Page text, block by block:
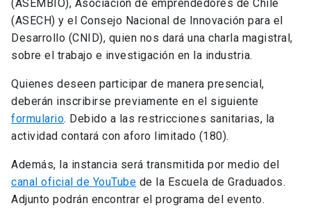
(ASEMBIO), Asociación de emprendedores de Chile
(ASECH) y el Consejo Nacional de Innovación para el
Desarrollo (CNID), quien nos dará una charla magistral,
sobre el trabajo e investigación en la industria.
Quienes deseen participar de manera presencial,
deberán inscribirse previamente en el siguiente
formulario. Debido a las restricciones sanitarias, la
actividad contará con aforo limitado (180).
Además, la instancia será transmitida por medio del
canal oficial de YouTube de la Escuela de Graduados.
Adjunto podrán encontrar el programa del evento.